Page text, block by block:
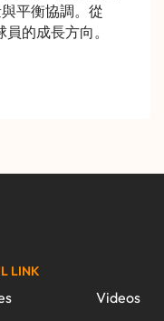
平衡協調。從
的成長方向。
LINK
Videos